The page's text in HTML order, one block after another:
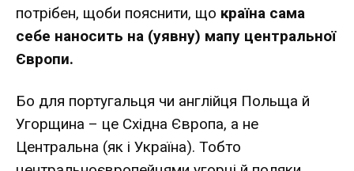
потрібен, щоби пояснити, що країна сама
себе наносить на (уявну) мапу центральної
Європи.
Бо для португальця чи англійця Польща й
Угорщина – це Східна Європа, а не
Центральна (як і Україна). Тобто